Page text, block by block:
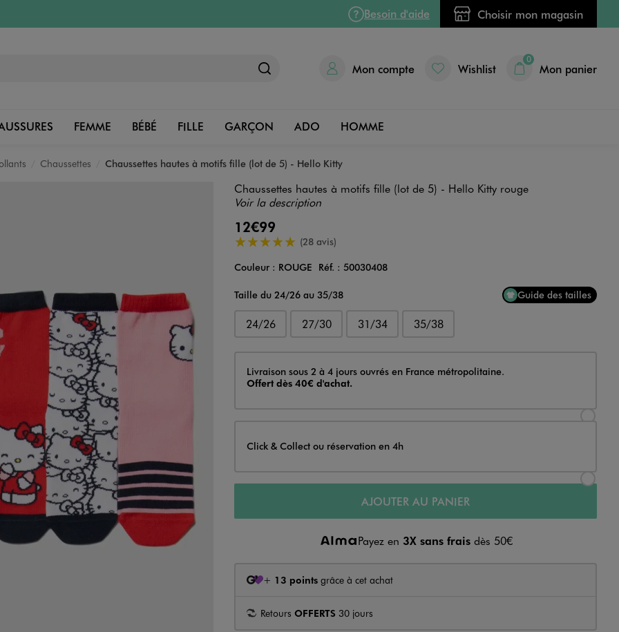
Besoin d'aide Choisir mon magasin
Mon compte Wishlist
0
Mon panier
FEMME BÉBÉ FILLE GARÇON ADO HOMME
Chaussettes Chaussettes hautes à motifs fille (lot de 5) - Hello Kitty
Chaussettes hautes à motifs fille (lot de 5) - Hello Kitty rouge
Voir la description
12€99
5/5 de moyenne(28 avis)
Couleur
Couleur : ROUGE Réf. : 50030408
Taille du 24/26 au 35/38
Guide des tailles
24/26 27/30 31/34 35/38
Livraison
Livraison sous 2 à 4 jours ouvrés en France métropolitaine.
Offert dès 40€ d'achat.
Click & Collect ou réservation en 4h
AJOUTER AU PANIER
Payez en 3X sans fraisdès 50€
+ 13 pointsgrâce à cet achat
Retours OFFERTS 30 jours